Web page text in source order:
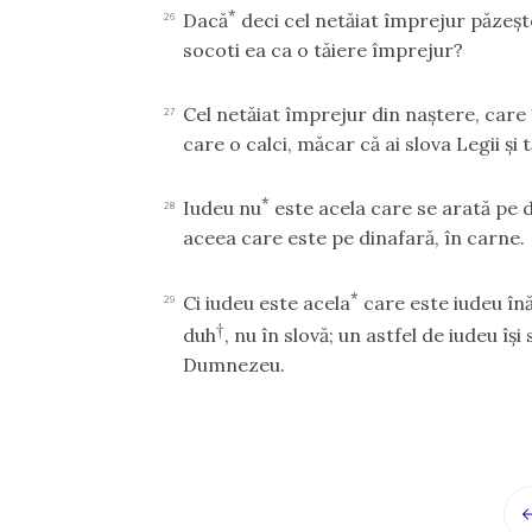
26 Dacă* deci cel netăiat împrejur
socoti ea ca o tăiere împrejur?
27
Cel netăiat împrejur din naştere,
care o calci, măcar că ai slova Legii
28 Iudeu nu* este acela care se arată pe
aceea care este pe dinafară, în carne.
29 Ci iudeu este acela* care este iudeu
duh†, nu în slovă; un astfel de iudeu îşi
Dumnezeu.